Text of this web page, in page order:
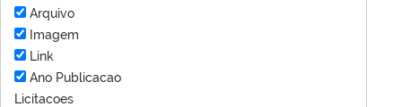
Arquivo
Imagem
Link
Ano Publicacao
Licitacoes